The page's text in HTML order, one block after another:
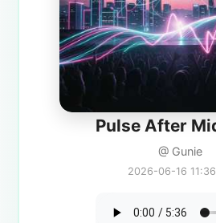
Pulse After
@ Gunie
2026-06-16